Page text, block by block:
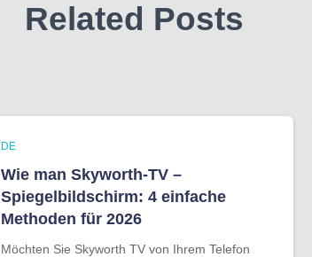
Related Posts
DE
Wie man Skyworth-TV –
Spiegelbildschirm: 4 einfache
Methoden für 2026
Möchten Sie Skyworth TV von Ihrem Telefon